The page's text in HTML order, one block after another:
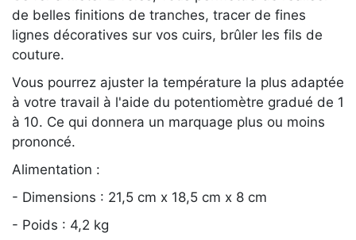
de belles finitions de tranches, tracer de fines
lignes décoratives sur vos cuirs, brûler les fils de
couture.
Vous pourrez ajuster la température la plus adaptée
à votre travail à l'aide du potentiomètre gradué de 1
à 10. Ce qui donnera un marquage plus ou moins
prononcé.
Alimentation :
- Dimensions : 21,5 cm x 18,5 cm x 8 cm
- Poids : 4,2 kg